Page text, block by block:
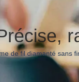
de fil diamanté sans